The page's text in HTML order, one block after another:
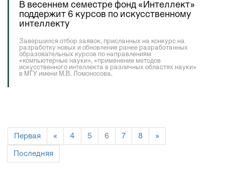
В весеннем семестре фонд «Интеллект»
поддержит 6 курсов по искусственному
интеллекту
Завершился отбор заявок, присланных на конкурс на
разработку новых и обновление ранее разработанных
образовательных курсов по направлениям
«компьютерные науки», «применение методов
искусственного интеллекта в различных областях науки»
в МГУ имени М.В. Ломоносова.
Первая « 4 5 6 7 8 »
Последняя